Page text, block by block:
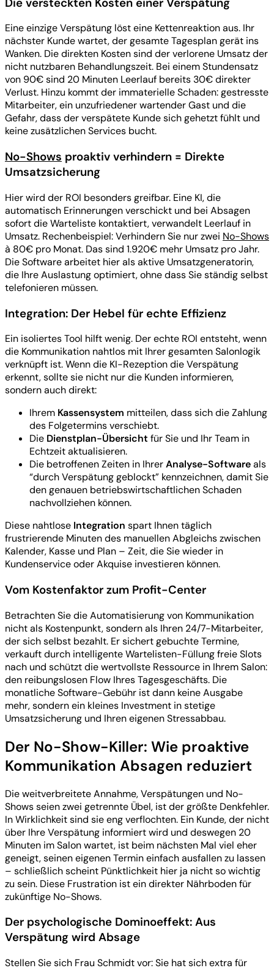
Eine einzige Verspätung löst eine Kettenreaktion aus. Ihr
nächster Kunde wartet, der gesamte Tagesplan gerät ins
Wanken. Die direkten Kosten sind der verlorene Umsatz der
nicht nutzbaren Behandlungszeit. Bei einem Stundensatz
von 90€ sind 20 Minuten Leerlauf bereits 30€ direkter
Verlust. Hinzu kommt der immaterielle Schaden: gestresste
Mitarbeiter, ein unzufriedener wartender Gast und die
Gefahr, dass der verspätete Kunde sich gehetzt fühlt und
keine zusätzlichen Services bucht.
No-Shows proaktiv verhindern = Direkte
Umsatzsicherung
Hier wird der ROI besonders greifbar. Eine KI, die
automatisch Erinnerungen verschickt und bei Absagen
sofort die Warteliste kontaktiert, verwandelt Leerlauf in
Umsatz. Rechenbeispiel: Verhindern Sie nur zwei No-Shows
à 80€ pro Monat. Das sind 1.920€ mehr Umsatz pro Jahr.
Die Software arbeitet hier als aktive Umsatzgeneratorin,
die Ihre Auslastung optimiert, ohne dass Sie ständig selbst
telefonieren müssen.
Integration: Der Hebel für echte Effizienz
Ein isoliertes Tool hilft wenig. Der echte ROI entsteht, wenn
die Kommunikation nahtlos mit Ihrer gesamten Salonlogik
verknüpft ist. Wenn die KI-Rezeption die Verspätung
erkennt, sollte sie nicht nur die Kunden informieren,
sondern auch direkt:
Ihrem Kassensystem mitteilen, dass sich die Zahlung
des Folgetermins verschiebt.
Die Dienstplan-Übersicht für Sie und Ihr Team in
Echtzeit aktualisieren.
Die betroffenen Zeiten in IhrerAnalyse-Softwareals
“durch Verspätung geblockt” kennzeichnen, damit Sie
den genauen betriebswirtschaftlichen Schaden
nachvollziehen können.
Diese nahtlose Integration spart Ihnen täglich
frustrierende Minuten des manuellen Abgleichs zwischen
Kalender, Kasse und Plan – Zeit, die Sie wieder in
Kundenservice oder Akquise investieren können.
Vom Kostenfaktor zum Profit-Center
Betrachten Sie die Automatisierung von Kommunikation
nicht als Kostenpunkt, sondern als Ihren 24/7-Mitarbeiter,
der sich selbst bezahlt. Er sichert gebuchte Termine,
verkauft durch intelligente Wartelisten-Füllung freie Slots
nach und schützt die wertvollste Ressource in Ihrem Salon:
den reibungslosen Flow Ihres Tagesgeschäfts. Die
monatliche Software-Gebühr ist dann keine Ausgabe
mehr, sondern ein kleines Investment in stetige
Umsatzsicherung und Ihren eigenen Stressabbau.
Der No-Show-Killer: Wie proaktive
Kommunikation Absagen reduziert
Die weitverbreitete Annahme, Verspätungen und No-
Shows seien zwei getrennte Übel, ist der größte Denkfehler.
In Wirklichkeit sind sie eng verflochten. Ein Kunde, der nicht
über Ihre Verspätung informiert wird und deswegen 20
Minuten im Salon wartet, ist beim nächsten Mal viel eher
geneigt, seinen eigenen Termin einfach ausfallen zu lassen
– schließlich scheint Pünktlichkeit hier ja nicht so wichtig
zu sein. Diese Frustration ist ein direkter Nährboden für
zukünftige No-Shows.
Der psychologische Dominoeffekt: Aus
Verspätung wird Absage
Stellen Sie sich Frau Schmidt vor: Sie hat sich extra für